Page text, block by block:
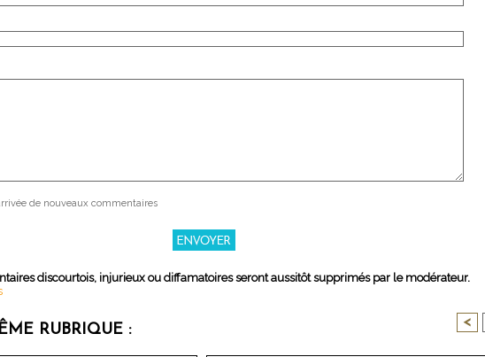
de nouveaux commentaires
discourtois, injurieux ou diffamatoires seront aussitôt supprimés par le modérateur.
RUBRIQUE : <